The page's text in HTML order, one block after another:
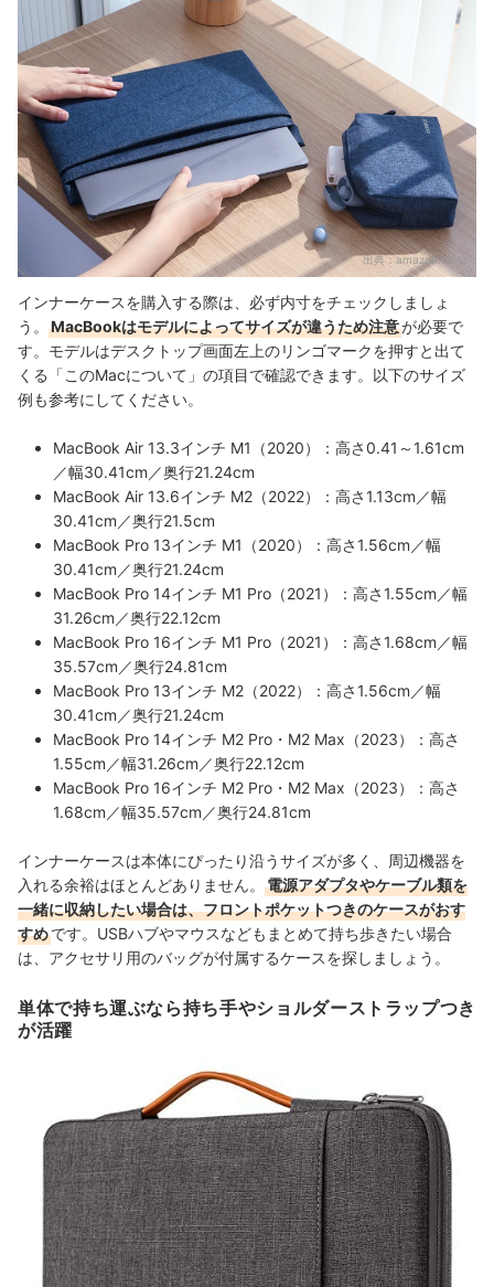
出典：amazon.co.jp
インナーケースを購入する際は、必ず内寸をチェックしましょ
う。
MacBookはモデルによってサイズが違うため注意が必要で
す。モデルはデスクトップ画面左上のリンゴマークを押すと出て
くる「このMacについて」の項目で確認できます。以下のサイズ
例も参考にしてください。
MacBook Air 13.3インチ M1（2020）：高さ0.41～1.61cm
／幅30.41cm／奥行21.24cm
MacBook Air 13.6インチ M2（2022）：高さ1.13cm／幅
30.41cm／奥行21.5cm
MacBook Pro 13インチ M1（2020）：高さ1.56cm／幅
30.41cm／奥行21.24cm
MacBook Pro 14インチ M1 Pro（2021）：高さ1.55cm／幅
31.26cm／奥行22.12cm
MacBook Pro 16インチ M1 Pro（2021）：高さ1.68cm／幅
35.57cm／奥行24.81cm
MacBook Pro 13インチ M2（2022）：高さ1.56cm／幅
30.41cm／奥行21.24cm
MacBook Pro 14インチ M2 Pro・M2 Max（2023）：高さ
1.55cm／幅31.26cm／奥行22.12cm
MacBook Pro 16インチ M2 Pro・M2 Max（2023）：高さ
1.68cm／幅35.57cm／奥行24.81cm
インナーケースは本体にぴったり沿うサイズが多く、周辺機器を
入れる余裕はほとんどありません。
電源アダプタやケーブル類を
一緒に収納したい場合は、フロントポケットつきのケースがおす
すめです。USBハブやマウスなどもまとめて持ち歩きたい場合
は、アクセサリ用のバッグが付属するケースを探しましょう。
単体で持ち運ぶなら持ち手やショルダーストラップつき
が活躍